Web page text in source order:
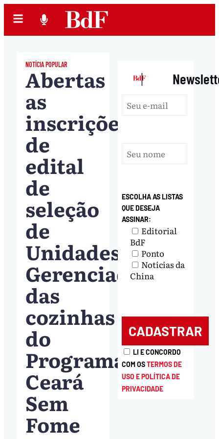
NOTÍCIA POPULAR
Abertas
as
inscrições
de
edital
de
seleção
de
Unidades
Gerenciadoras
das
cozinhas
do
Programa
Ceará
Sem
Fome
|
ESCOLHA AS LISTAS
QUE DESEJA
ASSINAR:
Editorial
BdF
Ponto
Notícias da
China
LI E CONCORDO
COM OSTERMOS DE
USO E POLÍTICA DE
PRIVACIDADE